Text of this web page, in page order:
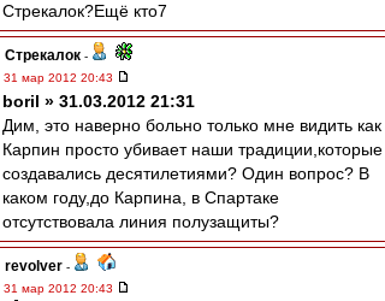
Стрекалок?Ещё кто7
Стрекалок -
31 мар 2012 20:43
boril » 31.03.2012 21:31
Дим, это наверно больно только мне видить как
Карпин просто убивает наши традиции,которые
создавались десятилетиями? Один вопрос? В
каком году,до Карпина, в Спартаке
отсутствовала линия полузащиты?
revolver -
31 мар 2012 20:43